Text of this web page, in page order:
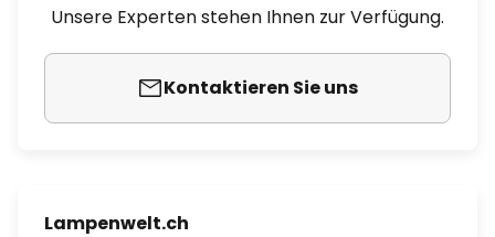
Unsere Experten stehen Ihnen zur Verfügung.
Kontaktieren Sie uns
Lampenwelt.ch